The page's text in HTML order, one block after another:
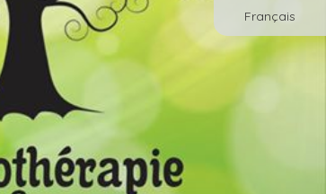
Français